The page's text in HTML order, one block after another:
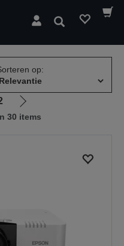
Zoeken
op:
Ga
naar
30 items